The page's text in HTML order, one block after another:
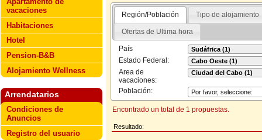
vacaciones
Habitaciones
Hotel
Pension-B&B
Alojamiento Wellness
Arrendatarios
Condiciones de
Anuncios
Registro del usuario
Región/Población Tipo de alojamiento
Ofertas de Ultima hora
País
Estado Federal:
Area de
vacaciones:
Población:
Encontrado un total de 1 propuestas.
Resultado: